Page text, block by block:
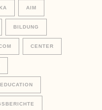
AIM
BILDUNG
CENTER
EDUCATION